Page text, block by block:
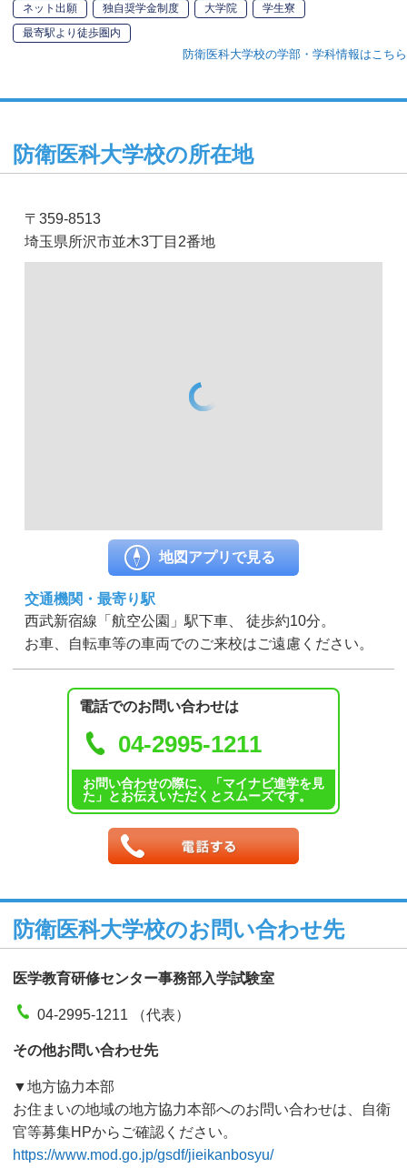
ネット出願 独自奨学金制度 大学院
学生寮
最寄駅より徒歩圏内
防衛医科大学校の学部・学科情報はこちら
防衛医科大学校の所在地
〒359-8513
埼玉県所沢市並木3丁目2番地
地図アプリで見る
交通機関・最寄り駅
西武新宿線「航空公園」駅下車、 徒歩約10分。
お車、自転車等の車両でのご来校はご遠慮ください。
電話でのお問い合わせは
04-2995-1211
お問い合わせの際に、「マイナビ進学を見
た」とお伝えいただくとスムーズです。
防衛医科大学校のお問い合わせ先
医学教育研修センター事務部入学試験室
04-2995-1211 （代表）
その他お問い合わせ先
▼地方協力本部
お住まいの地域の地方協力本部へのお問い合わせは、自衛
官等募集HPからご確認ください。
https://www.mod.go.jp/gsdf/jieikanbosyu/